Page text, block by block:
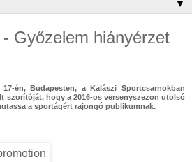
▼
Győzelem hiányérzet
én, Budapesten, a Kalászi Sportcsarnokban
szorítóját, hogy a 2016-os versenyszezon utolsó
a sportágért rajongó publikumnak.